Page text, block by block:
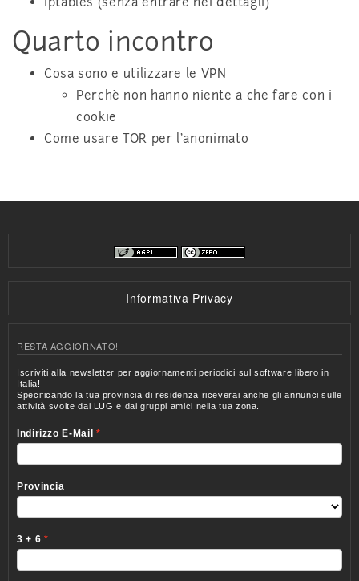
Quarto incontro
Cosa sono e utilizzare le VPN
Perchè non hanno niente a che fare con i
cookie
Come usare TOR per l’anonimato
Informativa Privacy
RESTA AGGIORNATO!